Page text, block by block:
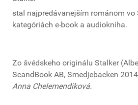
stal najpredávanejším románom vo
kategóriách e-book a audiokniha.
Zo švédskeho originálu Stalker
ScandBook AB, Smedjebacken
Anna Chelemendiková.